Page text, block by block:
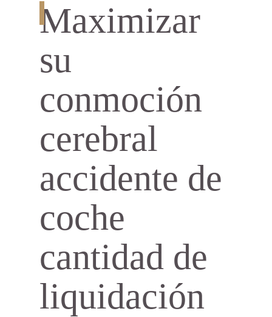
Maximizar
su
conmoción
cerebral
accidente de
coche
cantidad de
liquidación